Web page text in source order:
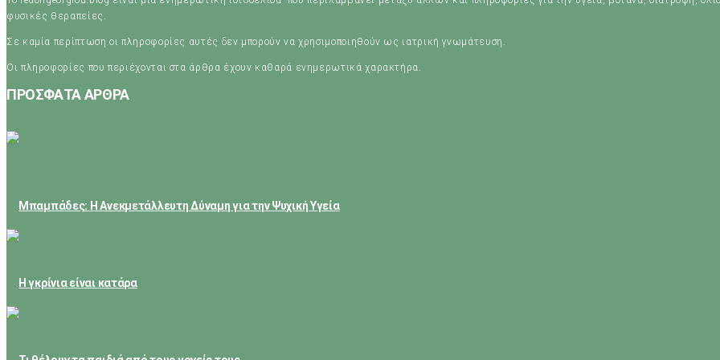
φυσικές θεραπείες.
Σε καμία περίπτωση οι πληροφορίες αυτές δεν μπορούν να χρησιμοποιηθούν ως ιατρική γνωμάτευση.
Οι πληροφορίες που περιέχονται στα άρθρα έχουν καθαρά ενημερωτικά χαρακτήρα.
ΠΡΟΣΦΑΤΑ ΑΡΘΡΑ
Μπαμπάδες: Η Ανεκμετάλλευτη Δύναμη για την Ψυχική Υγεία
Η γκρίνια είναι κατάρα